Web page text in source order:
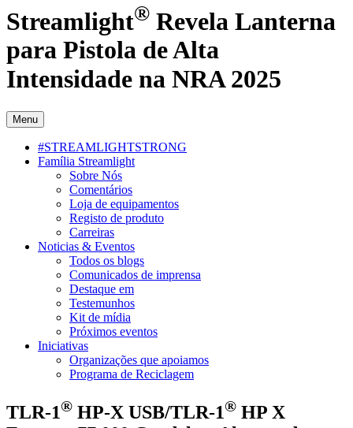
Streamlight® Revela Lanterna
para Pistola de Alta
Intensidade na NRA 2025
Menu
#STREAMLIGHTSTRONG
Família Streamlight
Sobre Nós
Comentários
Loja de equipamentos
Registo de produto
Carreiras
Noticias & Eventos
Todos os blogs
Comunicados de imprensa
Destaque em
Testemunhos
Kit de mídia
Próximos eventos
Iniciativas
Organizações que apoiamos
Programa de Reciclagem
TLR-1® HP-X USB/TLR-1® HP X